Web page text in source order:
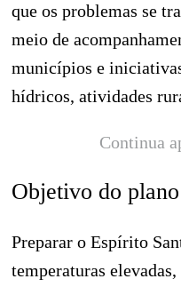
que os problemas se
meio de
municípios e
hídricos, atividades
Continua
Objetivo do plano
Preparar o Espírito
temperaturas